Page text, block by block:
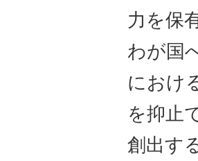
力を保
わが国
におけ
を抑止
創出す